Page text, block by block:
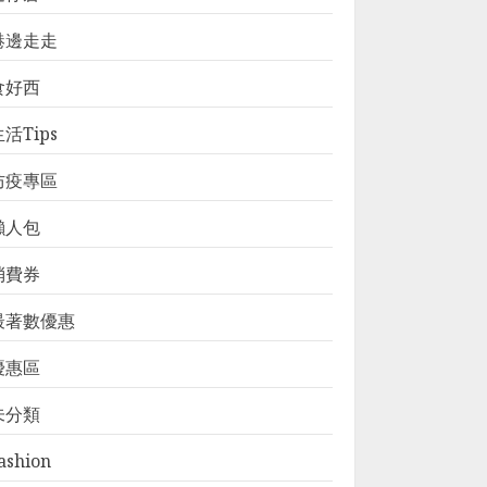
邊走走
好西
活Tips
疫專區
人包
費券
著數優惠
惠區
分類